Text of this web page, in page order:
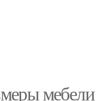
мебели